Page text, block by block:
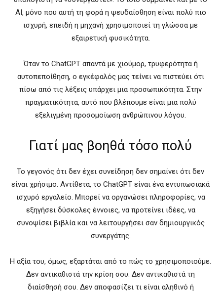
AI, μόνο που αυτή τη φορά η ψευδαίσθηση είναι πολύ πιο
ισχυρή, επειδή η μηχανή χρησιμοποιεί τη γλώσσα με
εξαιρετική φυσικότητα.
Όταν το ChatGPT απαντά με χιούμορ, τρυφερότητα ή
αυτοπεποίθηση, ο εγκέφαλός μας τείνει να πιστεύει ότι
πίσω από τις λέξεις υπάρχει μια προσωπικότητα. Στην
πραγματικότητα, αυτό που βλέπουμε είναι μια πολύ
εξελιγμένη προσομοίωση ανθρώπινου λόγου.
Γιατί μας βοηθά τόσο πολύ
Το γεγονός ότι δεν έχει συνείδηση δεν σημαίνει ότι δεν
είναι χρήσιμο. Αντίθετα, το ChatGPT είναι ένα εντυπωσιακά
ισχυρό εργαλείο. Μπορεί να οργανώσει πληροφορίες, να
εξηγήσει δύσκολες έννοιες, να προτείνει ιδέες, να
συνοψίσει βιβλία και να λειτουργήσει σαν δημιουργικός
συνεργάτης.
Η αξία του, όμως, εξαρτάται από το πώς το χρησιμοποιούμε.
Δεν αντικαθιστά την κρίση σου. Δεν αντικαθιστά τη
διαίσθησή σου. Δεν αποφασίζει τι είναι αληθινό ή